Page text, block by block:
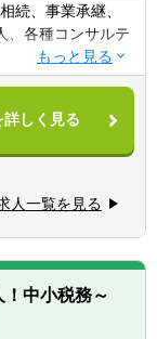
異なります為、
でもご相談下さ
、状況によって
だく場合があり
ります。
携りたい方
きる環境で働き
続、事業承継、
、各種コンサルテ
お客様に対して
会計士、中小企
関わる様々な分
、案件によって
業務を進めること
、公益法人、社
個人と幅広いお
詳しく見る
人一覧を見る
中小税務～